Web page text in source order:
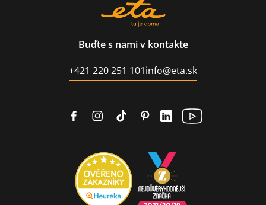
Buďte s nami v kontakte
+421 220 251 101info@eta.sk